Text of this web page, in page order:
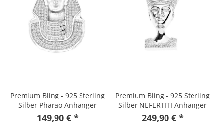
Premium Bling - 925 Sterling
Silber Pharao Anhänger
149,90 € *
Premium Bling - 925 Sterling
Silber NEFERTITI Anhänger
249,90 € *